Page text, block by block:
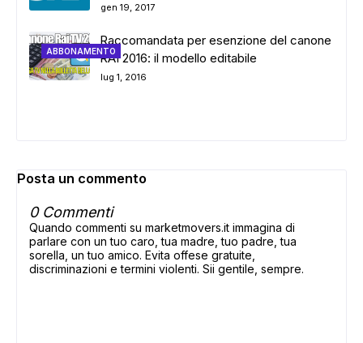
gen 19, 2017
ABBONAMENTO
Raccomandata per esenzione del canone
RAI 2016: il modello editabile
lug 1, 2016
Posta un commento
0 Commenti
Quando commenti su marketmovers.it immagina di
parlare con un tuo caro, tua madre, tuo padre, tua
sorella, un tuo amico. Evita offese gratuite,
discriminazioni e termini violenti. Sii gentile, sempre.